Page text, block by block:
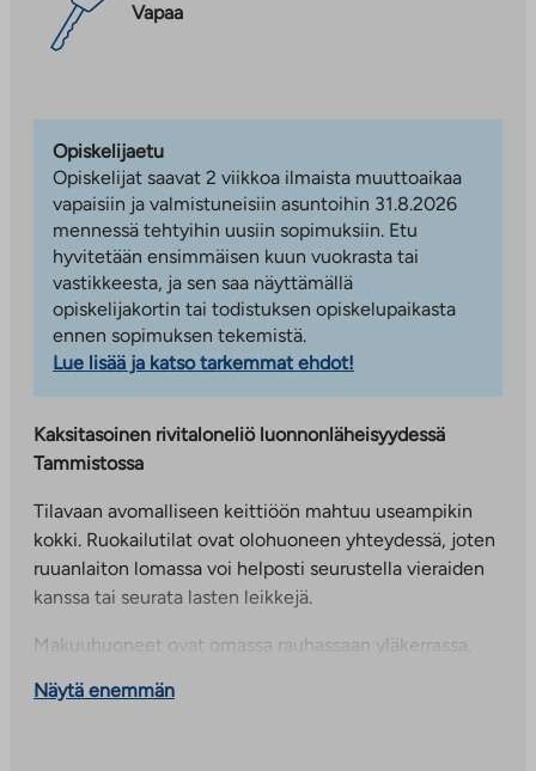
Vapaa
Opiskelijaetu
Opiskelijat saavat 2 viikkoa ilmaista muuttoaikaa
vapaisiin ja valmistuneisiin asuntoihin 31.8.2026
mennessä tehtyihin uusiin sopimuksiin. Etu
hyvitetään ensimmäisen kuun vuokrasta tai
vastikkeesta, ja sen saa näyttämällä
opiskelijakortin tai todistuksen opiskelupaikasta
ennen sopimuksen tekemistä.
Lue lisää ja katso tarkemmat ehdot!
Kaksitasoinen rivitaloneliö luonnonläheisyydessä
Tammistossa
Tilavaan avomalliseen keittiöön mahtuu useampikin
kokki. Ruokailutilat ovat olohuoneen yhteydessä, joten
ruuanlaiton lomassa voi helposti seurustella vieraiden
kanssa tai seurata lasten leikkejä.
Makuuhuoneet ovat omassa rauhassaan yläkerrassa,
asumismukavuutta lisää myös oma parveke.
Näytä enemmän